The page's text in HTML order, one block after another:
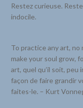
Restez curieuse.
indocile.
To practice any art, no
make your soul grow,
art, quel qu’il soit, peu
façon de faire grandir
faites-le. – Kurt